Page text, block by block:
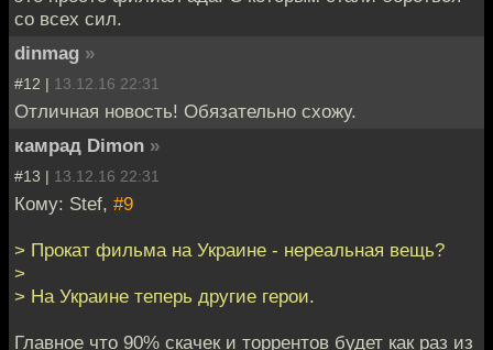
со всех сил.
dinmag »
#12 | 13.12.16 22:31
Отличная новость! Обязательно схожу.
камрад Dimon »
#13 | 13.12.16 22:31
Кому: Stef, #9
> Прокат фильма на Украине - нереальная вещь?
>
> На Украине теперь другие герои.
Главное что 90% скачек и торрентов будет как раз из